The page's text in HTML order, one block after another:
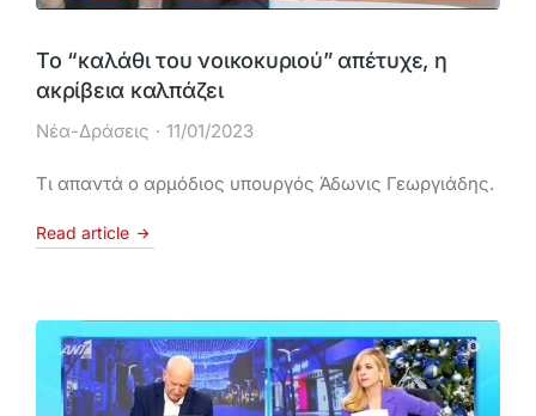
Το “καλάθι του νοικοκυριού” απέτυχε, η
ακρίβεια καλπάζει
Νέα-Δράσεις 11/01/2023
Τι απαντά ο αρμόδιος υπουργός Άδωνις Γεωργιάδης.
Read article